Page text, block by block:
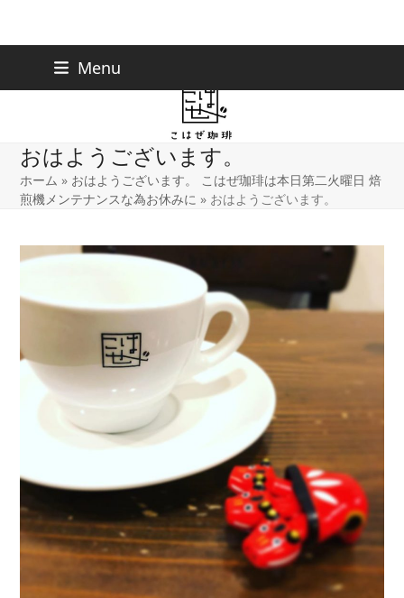
Menu
おはようございます。
ホーム » おはようございます。 こはぜ珈琲は本日第二火曜日 焙
煎機メンテナンスな為お休みに » おはようございます。